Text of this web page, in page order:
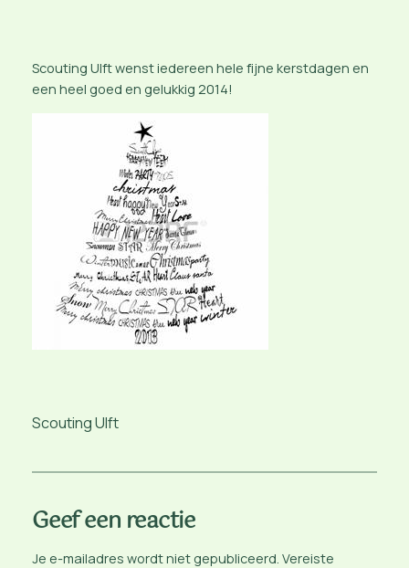
Scouting Ulft wenst iedereen hele fijne kerstdagen en
een heel goed en gelukkig 2014!
Scouting Ulft
Geef een reactie
Je e-mailadres wordt niet gepubliceerd. Vereiste